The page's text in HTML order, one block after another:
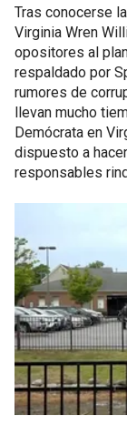
Tras conocerse
Virginia Wren
opositores al
respaldado por
rumores de
llevan mucho
Demócrata en
dispuesto a
responsables